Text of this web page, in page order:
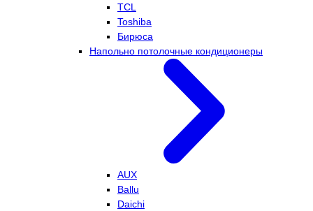
TCL
Toshiba
Бирюса
Напольно потолочные кондиционеры
AUX
Ballu
Daichi